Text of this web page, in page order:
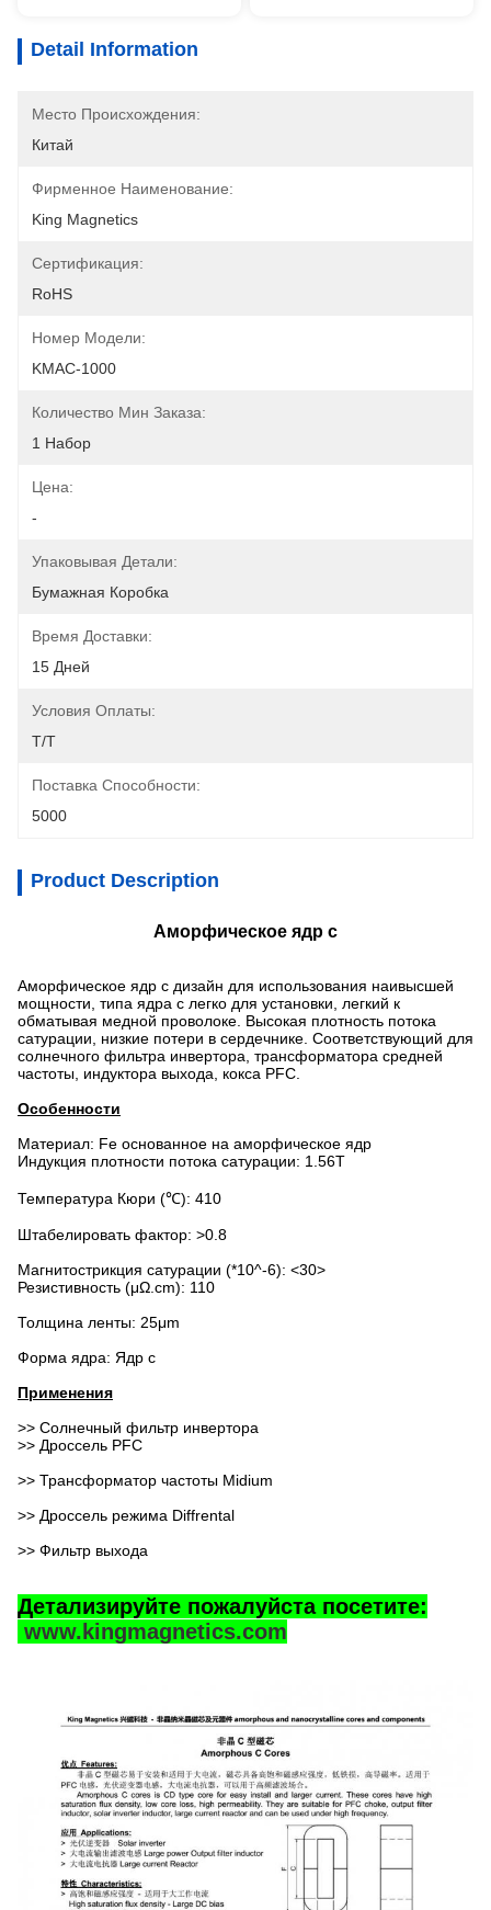
Detail Information
Место Происхождения:
Китай
Фирменное Наименование:
King Magnetics
Сертификация:
RoHS
Номер Модели:
KMAC-1000
Количество Мин Заказа:
1 Набор
Цена:
-
Упаковывая Детали:
Бумажная Коробка
Время Доставки:
15 Дней
Условия Оплаты:
T/T
Поставка Способности:
5000
Product Description
Аморфическое ядр c
Аморфическое ядр c дизайн для использования наивысшей
мощности, типа ядра c легко для установки, легкий к
обматывая медной проволоке. Высокая плотность потока
сатурации, низкие потери в сердечнике. Соответствующий для
солнечного фильтра инвертора, трансформатора средней
частоты, индуктора выхода, кокса PFC.
Особенности
Материал: Fe основанное на аморфическое ядр
Индукция плотности потока сатурации: 1.56T
Температура Кюри (℃): 410
Штабелировать фактор: >0.8
Магнитострикция сатурации (*10^-6): <30>
Резистивность (μΩ.cm): 110
Толщина ленты: 25μm
Форма ядра: Ядр c
Применения
>> Солнечный фильтр инвертора
>> Дроссель PFC
>> Трансформатор частоты Midium
>> Дроссель режима Diffrental
>> Фильтр выхода
Детализируйте пожалуйста посетите:
www.kingmagnetics.com